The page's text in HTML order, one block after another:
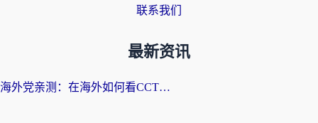
联系我们
最新资讯
海外党亲测：在海外如何看CCTV？告别“仅限大陆播放”的实用指南